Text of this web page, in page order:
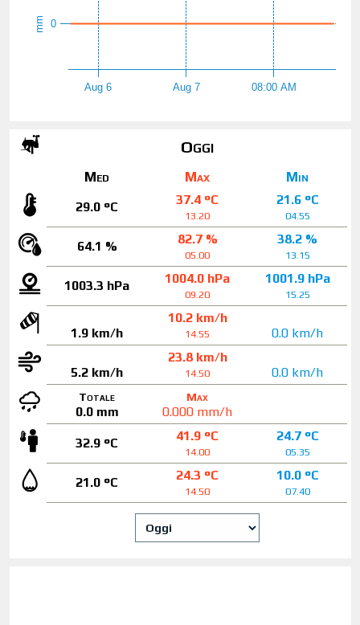
mm
Aug 6 Aug 7 08:00 AM
0
Oggi
Med Max Min
29.0 °C 37.4 °C
13.20
21.6 °C
04.55
64.1 % 82.7 %
05.00
38.2 %
13.15
1003.3 hPa 1004.0 hPa
09.20
1001.9 hPa
15.25
1.9 km/h
10.2 km/h
14.55 0.0 km/h
5.2 km/h
23.8 km/h
14.50 0.0 km/h
Totale
0.0 mm
Max
0.000 mm/h
32.9 °C 41.9 °C
14.00
24.7 °C
05.35
21.0 °C 24.3 °C
14.50
10.0 °C
07.40